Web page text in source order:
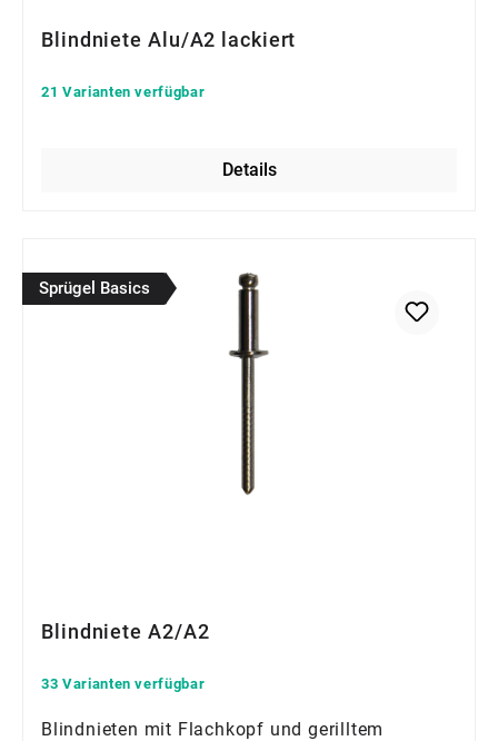
Blindniete Alu/A2 lackiert
21 Varianten verfügbar
Details
Sprügel Basics
Blindniete A2/A2
33 Varianten verfügbar
Blindnieten mit Flachkopf und gerilltem